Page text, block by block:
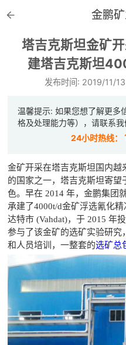
 金鹏
塔吉克斯坦金矿
建塔吉克斯坦
发布时间: 2019/11/
温馨提示: 如果您想了解更多
格及处理能力等），请联系我
24小时热线：
金矿开采在塔吉克斯坦国内越
的国家之一，塔吉克斯坦寄
色。早在 2014 年，金鹏集团
承建了4000t/d金矿浮选氰化
达特市 (Vahdat)，于 2015 年
参与了该金矿的选矿实验研
和人员培训，一整套的选矿总